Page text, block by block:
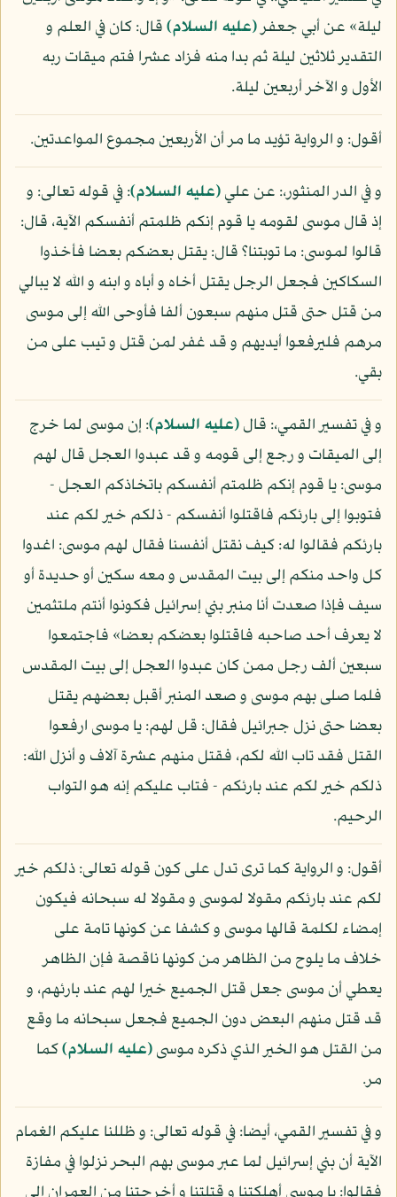
ليلة» عن أبي جعفر(عليه السلام)قال: كان في العلم و
التقدير ثلاثين ليلة ثم بدا منه فزاد عشرا فتم ميقات ربه
الأول و الآخر أربعين ليلة.
أقول: و الرواية تؤيد ما مر أن الأربعين مجموع المواعدتين.
و في الدر المنثور،: عن علي(عليه السلام): في قوله تعالى: و
إذ قال موسى لقومه يا قوم إنكم ظلمتم أنفسكم الآية، قال:
قالوا لموسى: ما توبتنا؟ قال: يقتل بعضكم بعضا فأخذوا
السكاكين فجعل الرجل يقتل أخاه و أباه و ابنه و الله لا يبالي
من قتل حتى قتل منهم سبعون ألفا فأوحى الله إلى موسى
مرهم فليرفعوا أيديهم و قد غفر لمن قتل و تيب على من
بقي.
و في تفسير القمي،: قال(عليه السلام): إن موسى لما خرج
إلى الميقات و رجع إلى قومه و قد عبدوا العجل قال لهم
موسى: يا قوم إنكم ظلمتم أنفسكم باتخاذكم العجل -
فتوبوا إلى بارئكم فاقتلوا أنفسكم - ذلكم خير لكم عند
بارئكم فقالوا له: كيف نقتل أنفسنا فقال لهم موسى: اغدوا
كل واحد منكم إلى بيت المقدس و معه سكين أو حديدة أو
سيف فإذا صعدت أنا منبر بني إسرائيل فكونوا أنتم ملتثمين
لا يعرف أحد صاحبه فاقتلوا بعضكم بعضا» فاجتمعوا
سبعين ألف رجل ممن كان عبدوا العجل إلى بيت المقدس
فلما صلى بهم موسى و صعد المنبر أقبل بعضهم يقتل
بعضا حتى نزل جبرائيل فقال: قل لهم: يا موسى ارفعوا
القتل فقد تاب الله لكم، فقتل منهم عشرة آلاف و أنزل الله:
ذلكم خير لكم عند بارئكم - فتاب عليكم إنه هو التواب
الرحيم.
أقول: و الرواية كما ترى تدل على كون قوله تعالى: ذلكم خير
لكم عند بارئكم مقولا لموسى و مقولا له سبحانه فيكون
إمضاء لكلمة قالها موسى و كشفا عن كونها تامة على
خلاف ما يلوح من الظاهر من كونها ناقصة فإن الظاهر
يعطي أن موسى جعل قتل الجميع خيرا لهم عند بارئهم، و
قد قتل منهم البعض دون الجميع فجعل سبحانه ما وقع
من القتل هو الخير الذي ذكره موسى(عليه السلام)كما
مر.
و في تفسير القمي، أيضا: في قوله تعالى: و ظللنا عليكم الغمام
الآية أن بني إسرائيل لما عبر موسى بهم البحر نزلوا في مفازة